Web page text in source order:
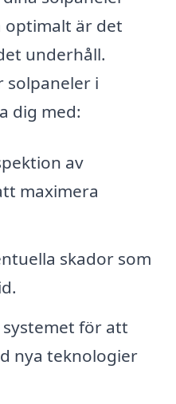
är det
underhåll.
solpaneler i
dig med:
av
maximera
skador som
för att
nya teknologier